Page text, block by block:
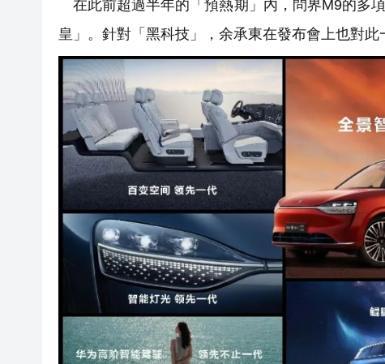
在此前超過半年的「預熱期」內，問界M9的多
皇」。針對「黑科技」，余承東在發布會上也對此